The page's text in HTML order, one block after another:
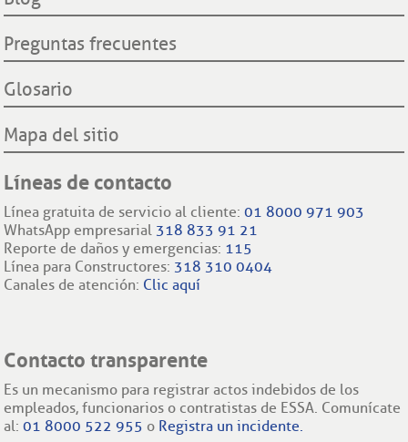
Preguntas frecuentes
Glosario
Mapa del sitio
Líneas de contacto
Línea gratuita de servicio al cliente:01 8000 971 903
WhatsApp empresarial 318 833 91 21
Reporte de daños y emergencias: 115
Línea para Constructores: 318 310 0404
Canales de atención: Clic aquí
Contacto transparente
Es un mecanismo para registrar actos indebidos de los
empleados, funcionarios o contratistas de ESSA. Comunícate
al:01 8000 522 955 o Registra un incidente.